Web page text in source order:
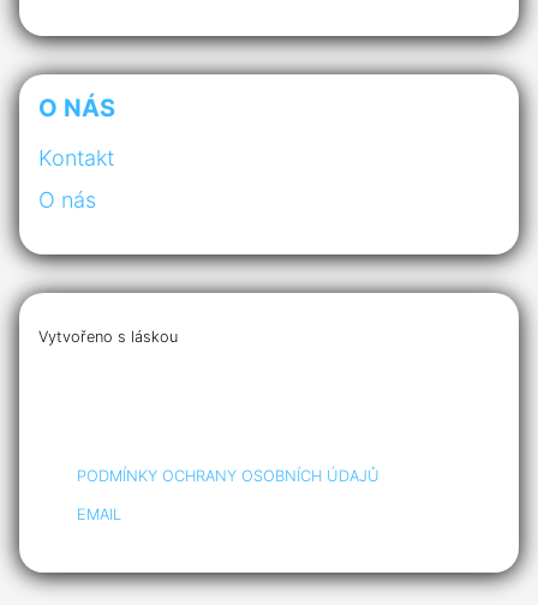
O NÁS
Kontakt
O nás
Vytvořeno s láskou
PODMÍNKY OCHRANY OSOBNÍCH ÚDAJŮ
EMAIL